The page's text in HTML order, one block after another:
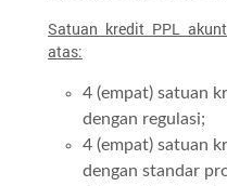
Satuan kredit PPL
atas:
4 (empat) satuan
dengan regulasi;
4 (empat) satuan
dengan standar